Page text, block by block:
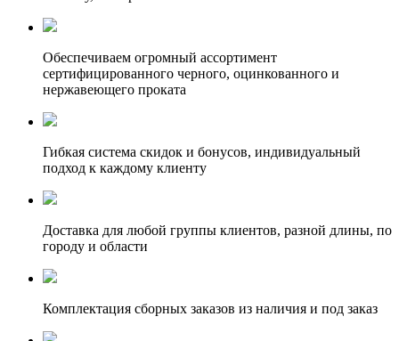
Обеспечиваем огромный ассортимент
сертифицированного черного, оцинкованного и
нержавеющего проката
Гибкая система скидок и бонусов, индивидуальный
подход к каждому клиенту
Доставка для любой группы клиентов, разной длины, по
городу и области
Комплектация сборных заказов из наличия и под заказ